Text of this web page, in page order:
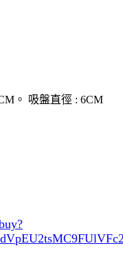
。 吸盤直徑 : 6CM